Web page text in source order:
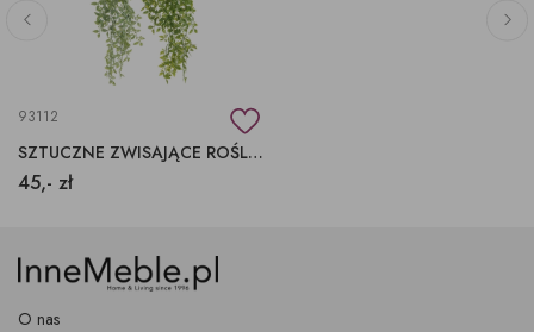
93112
SZTUCZNE ZWISAJĄCE ROŚLINY, ZIELONE SZTUCZNE ROŚLINY
45,- zł
O nas